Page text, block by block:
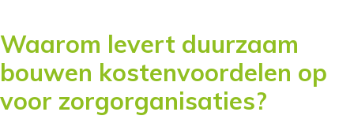
Waarom levert duurzaam
bouwen kostenvoordelen op
voor zorgorganisaties?